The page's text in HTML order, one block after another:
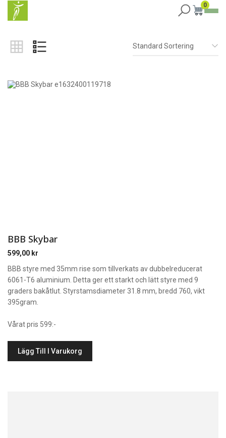
0
Standard Sortering
BBB Skybar
599,00 kr
BBB styre med 35mm rise som tillverkats av dubbelreducerat
6061-T6 aluminium. Detta ger ett starkt och lätt styre med 9
graders bakåtlut. Styrstamsdiameter 31.8 mm, bredd 760, vikt
395gram.
Vårat pris 599:-
Lägg Till I Varukorg